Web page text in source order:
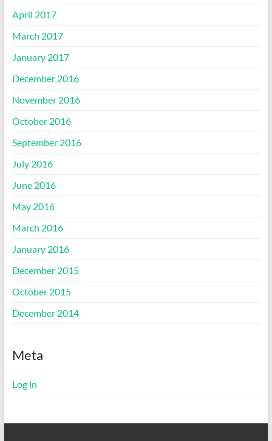
April 2017
March 2017
January 2017
December 2016
November 2016
October 2016
September 2016
July 2016
June 2016
May 2016
March 2016
January 2016
December 2015
October 2015
December 2014
Meta
Log in